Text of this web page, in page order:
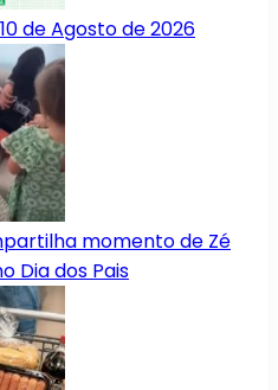
de Agosto de 2026
momento de Zé
Dia dos Pais